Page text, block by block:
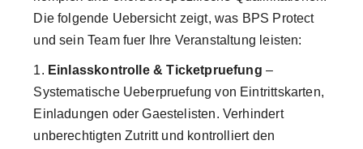
Die folgende Uebersicht zeigt, was BPS Protect
und sein Team fuer Ihre Veranstaltung leisten:
Einlasskontrolle & Ticketpruefung –
Systematische Ueberpruefung von Eintrittskarten,
Einladungen oder Gaestelisten. Verhindert
unberechtigten Zutritt und kontrolliert den